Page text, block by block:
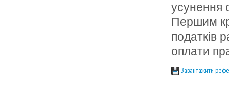
усунення
Першим
податків
оплати
Завантажити